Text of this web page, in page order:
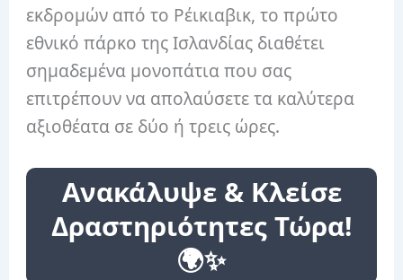
εκδρομών από το Ρέικιαβικ, το πρώτο
εθνικό πάρκο της Ισλανδίας διαθέτει
σημαδεμένα μονοπάτια που σας
επιτρέπουν να απολαύσετε τα καλύτερα
αξιοθέατα σε δύο ή τρεις ώρες.
Ανακάλυψε & Κλείσε
Δραστηριότητες Τώρα!
🌍✨